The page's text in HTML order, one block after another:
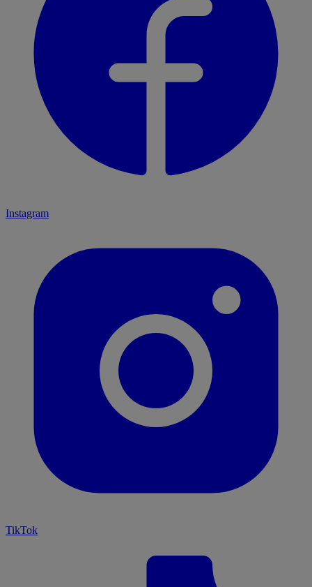
Instagram
TikTok